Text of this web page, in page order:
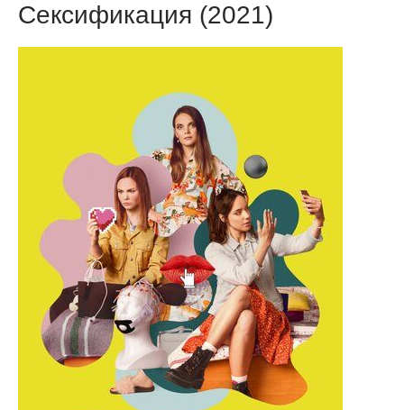
Сексификация (2021)